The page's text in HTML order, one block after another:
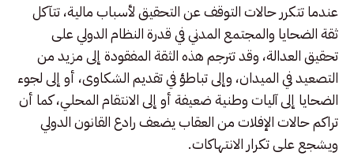
عندما تتكرر حالات التوقف عن التحقيق لأسباب مالية، تتآكل
ثقة الضحايا والمجتمع المدني في قدرة النظام الدولي على
تحقيق العدالة، وقد تترجم هذه الثقة المفقودة إلى مزيد من
التصعيد في الميدان، وإلى تباطؤ في تقديم الشكاوى، أو إلى لجوء
الضحايا إلى آليات وطنية ضعيفة أو إلى الانتقام المحلي، كما أن
تراكم حالات الإفلات من العقاب يضعف رادع القانون الدولي
ويشجع على تكرار الانتهاكات.